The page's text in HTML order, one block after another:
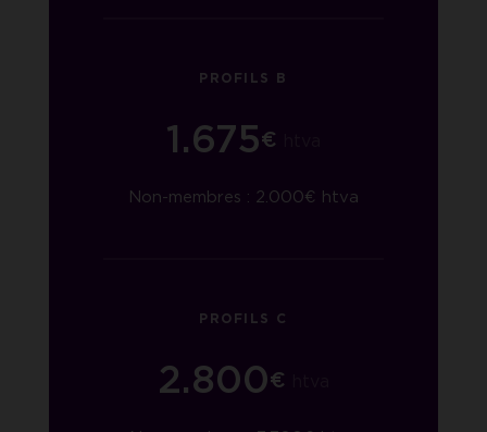
PROFILS B
1.675€
Non-membres : 2.000€ htva
PROFILS C
2.800€